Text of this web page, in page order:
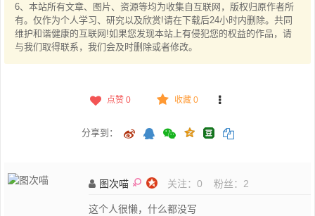
6、本站所有文章、图片、资源等均为收集自互联网，版权归原作者所
有。仅作为个人学习、研究以及欣赏!请在下载后24小时内删除。共同
维护和谐健康的互联网!如果您发现本站上有侵犯您的权益的作品，请
与我们取得联系，我们会及时删除或者修改。
点赞 0 收藏 0
分享到：
图次喵 关注： 0 粉丝： 2
这个人很懒，什么都没写